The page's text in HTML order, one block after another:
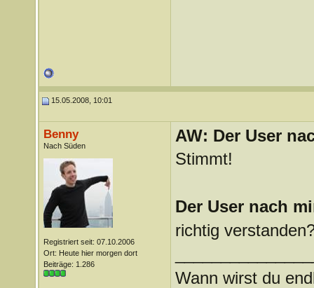
15.05.2008, 10:01
Benny
Nach Süden
Registriert seit: 07.10.2006
Ort: Heute hier morgen dort
Beiträge: 1.286
AW: Der User
Stimmt!
Der User nach
richtig
Wann wirst du